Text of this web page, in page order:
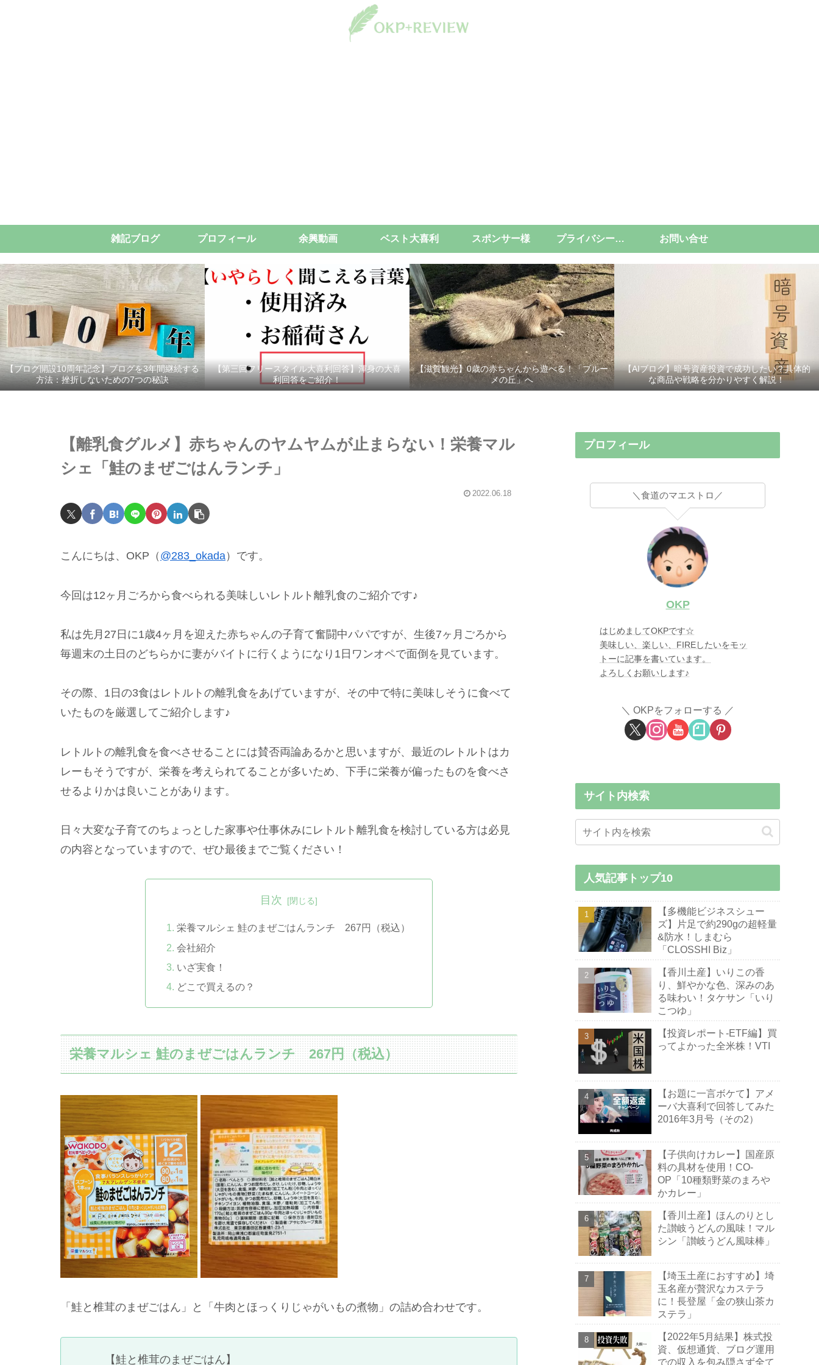
雑記ブログ プロフィール 余興動画 ベスト大喜利 スポンサー様 プライバシーポリシー お問い合せ
【ブログ開設10周年記念】ブログを3年間継続する
方法：挫折しないための7つの秘訣
【第三回フリースタイル大喜利回答】渾身の大喜
利回答をご紹介！
【滋賀観光】0歳の赤ちゃんから遊べる！「ブルー
メの丘」へ
【AIブログ】暗号資産投資で成功したい？具体的
な商品や戦略を分かりやすく解説！
【離乳食グルメ】赤ちゃんのヤムヤムが止まらない！栄養マル
シェ「鮭のまぜごはんランチ」
2022.06.18
こんにちは、OKP（ @283_okada）です。
今回は12ヶ月ごろから食べられる美味しいレトルト離乳食のご紹介です♪
私は先月27日に1歳4ヶ月を迎えた赤ちゃんの子育て奮闘中パパですが、生後7ヶ月ごろから
毎週末の土日のどちらかに妻がバイトに行くようになり1日ワンオペで面倒を見ています。
その際、1日の3食はレトルトの離乳食をあげていますが、その中で特に美味しそうに食べて
いたものを厳選してご紹介します♪
レトルトの離乳食を食べさせることには賛否両論あるかと思いますが、最近のレトルトはカ
レーもそうですが、栄養を考えられてることが多いため、下手に栄養が偏ったものを食べさ
せるよりかは良いことがあります。
日々大変な子育てのちょっとした家事や仕事休みにレトルト離乳食を検討している方は必見
の内容となっていますので、ぜひ最後までご覧ください！
目次
栄養マルシェ 鮭のまぜごはんランチ 267円（税込）
会社紹介
いざ実食！
どこで買えるの？
栄養マルシェ 鮭のまぜごはんランチ 267円（税込）
「鮭と椎茸のまぜごはん」と「牛肉とほっくりじゃがいもの煮物」の詰め合わせです。
【鮭と椎茸のまぜごはん】
プロフィール
＼食道のマエストロ／
OKP
はじめましてOKPです☆
美味しい、楽しい、FIREしたいをモッ
トーに記事を書いています。
よろしくお願いします♪
OKPをフォローする
サイト内検索
人気記事トップ10
【多機能ビジネスシュー
ズ】片足で約290gの超軽量
&防水！しまむら
「CLOSSHI Biz」
【香川土産】いりこの香
り、鮮やかな色、深みのあ
る味わい！タケサン「いり
こつゆ」
【投資レポート-ETF編】買
ってよかった全米株！VTI
【お題に一言ボケて】アメ
ーバ大喜利で回答してみた
2016年3月号（その2）
【子供向けカレー】国産原
料の具材を使用！CO-
OP「10種類野菜のまろや
かカレー」
【香川土産】ほんのりとし
た讃岐うどんの風味！マル
シン「讃岐うどん風味棒」
【埼玉土産におすすめ】埼
玉名産が贅沢なカステラ
に！長登屋「金の狭山茶カ
ステラ」
【2022年5月結果】株式投
資、仮想通貨、ブログ運用
での収入を包み隠さず全て